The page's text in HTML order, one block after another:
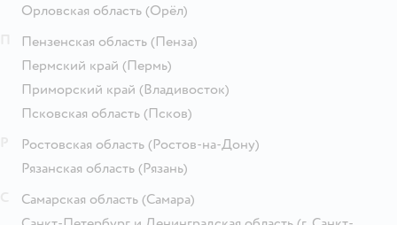
Орловская область (Орёл)
Пензенская область (Пенза)
Пермский край (Пермь)
Приморский край (Владивосток)
Псковская область (Псков)
Ростовская область (Ростов-на-Дону)
Рязанская область (Рязань)
Самарская область (Самара)